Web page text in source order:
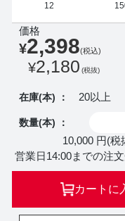
12
価格
¥2,398(税込)
¥2,180 (税抜)
在庫(本) ： 20以上
数量(本) ：
10,000 円(
営業日14:00までの注
カートに